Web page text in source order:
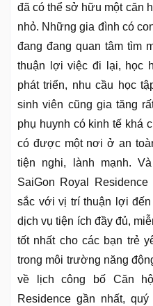
đã có thể sở hữu một căn
nhỏ. Những gia đình có
đang đang quan tâm tìm
thuận lợi việc đi lại, học
phát triển, nhu cầu học
sinh viên cũng gia tăng
phụ huynh có kinh tế khá
có được một nơi ở an
tiện nghi, lành mạnh.
SaiGon Royal
sắc với vị trí thuận lợi
dịch vụ tiện ích đầy đủ,
tốt nhất cho các bạn trẻ
trong môi trường năng
về lịch công bố Căn
Residence gần nhất,